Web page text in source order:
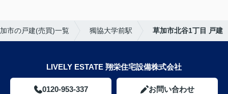
市の戸建(売買)一覧 獨協大学前駅 草加市北谷1丁目 戸建
LIVELY ESTATE 翔栄住宅設備株式会社
0120-953-337 お問い合わせ